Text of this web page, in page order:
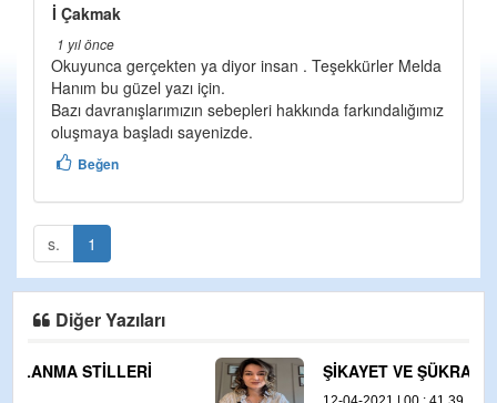
İ Çakmak
1 yıl önce
Okuyunca gerçekten ya diyor insan . Teşekkürler Melda
Hanım bu güzel yazı için.
Bazı davranışlarımızın sebepleri hakkında farkındalığımız
oluşmaya başladı sayenizde.
Beğen
s. 1
Diğer Yazıları
ŞİKAYET VE ŞÜKRAN